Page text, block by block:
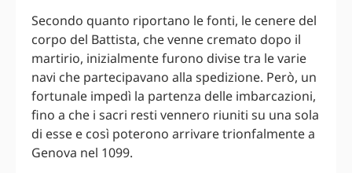
Secondo quanto riportano le fonti, le cenere del
corpo del Battista, che venne cremato dopo il
martirio, inizialmente furono divise tra le varie
navi che partecipavano alla spedizione. Però, un
fortunale impedì la partenza delle imbarcazioni,
fino a che i sacri resti vennero riuniti su una sola
di esse e così poterono arrivare trionfalmente a
Genova nel 1099.